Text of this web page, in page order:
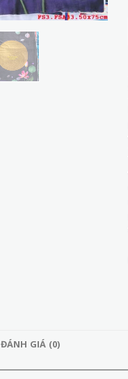
ĐÁNH GIÁ (0)